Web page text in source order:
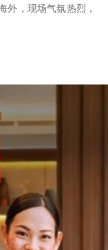
外，现场气氛热烈，